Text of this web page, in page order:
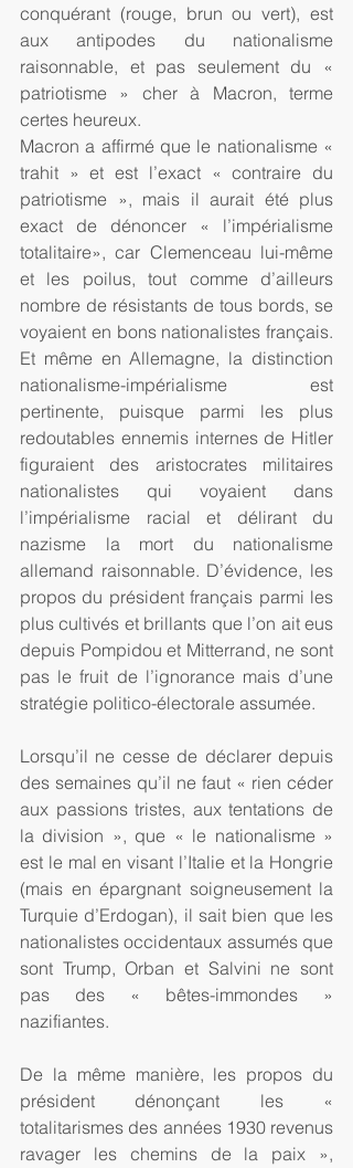
conquérant (rouge, brun ou vert), est
aux antipodes du nationalisme
raisonnable, et pas seulement du «
patriotisme » cher à Macron, terme
certes heureux.
Macron a affirmé que le nationalisme «
trahit » et est l’exact « contraire du
patriotisme », mais il aurait été plus
exact de dénoncer « l’impérialisme
totalitaire», car Clemenceau lui-même
et les poilus, tout comme d’ailleurs
nombre de résistants de tous bords, se
voyaient en bons nationalistes français.
Et même en Allemagne, la distinction
nationalisme-impérialisme est
pertinente, puisque parmi les plus
redoutables ennemis internes de Hitler
figuraient des aristocrates militaires
nationalistes qui voyaient dans
l’impérialisme racial et délirant du
nazisme la mort du nationalisme
allemand raisonnable. D’évidence, les
propos du président français parmi les
plus cultivés et brillants que l’on ait eus
depuis Pompidou et Mitterrand, ne sont
pas le fruit de l’ignorance mais d’une
stratégie politico-électorale assumée.
Lorsqu’il ne cesse de déclarer depuis
des semaines qu’il ne faut « rien céder
aux passions tristes, aux tentations de
la division », que « le nationalisme »
est le mal en visant l’Italie et la Hongrie
(mais en épargnant soigneusement la
Turquie d’Erdogan), il sait bien que les
nationalistes occidentaux assumés que
sont Trump, Orban et Salvini ne sont
pas des « bêtes-immondes »
nazifiantes.
De la même manière, les propos du
président dénonçant les «
totalitarismes des années 1930 revenus
ravager les chemins de la paix »,